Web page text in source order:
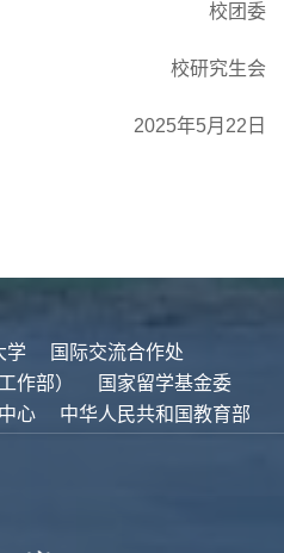
校团委
校研究生会
2025年5月 22 日
学
国际交流合作处
作部）
国家留学基金委
心
中华人民共和国教育部